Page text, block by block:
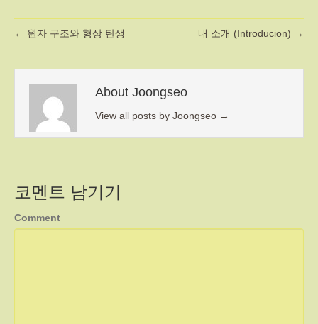
← 원자 구조와 형상 탄생 내 소개 (Introducion) →
About Joongseo
View all posts by Joongseo →
코멘트 남기기
Comment